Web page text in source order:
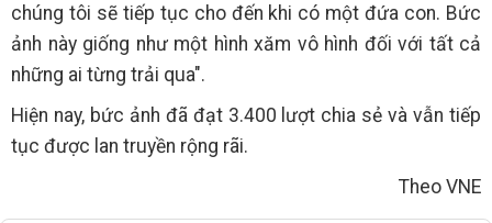
chúng tôi sẽ tiếp tục cho đến khi có một đứa con. Bức
ảnh này giống như một hình xăm vô hình đối với tất cả
những ai từng trải qua".
Hiện nay, bức ảnh đã đạt 3.400 lượt chia sẻ và vẫn tiếp
tục được lan truyền rộng rãi.
Theo VNE